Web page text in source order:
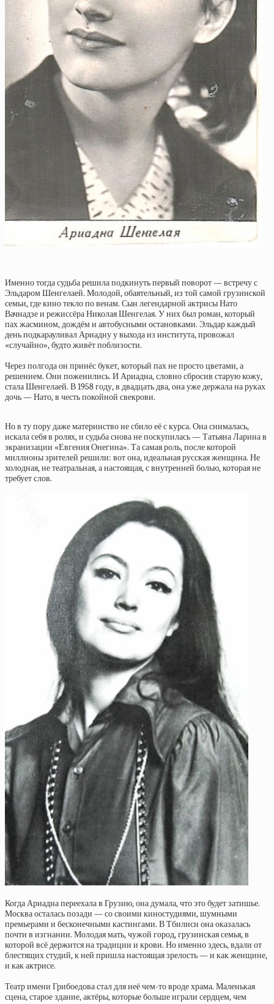
Именно тогда судьба решила подкинуть первый поворот — встречу с
Эльдаром Шенгелаей. Молодой, обаятельный, из той самой грузинской
семьи, где кино текло по венам. Сын легендарной актрисы Нато
Вачнадзе и режиссёра Николая Шенгелая. У них был роман, который
пах жасмином, дождём и автобусными остановками. Эльдар каждый
день подкарауливал Ариадну у выхода из института, провожал
«случайно», будто живёт поблизости.
Через полгода он принёс букет, который пах не просто цветами, а
решением. Они поженились. И Ариадна, словно сбросив старую кожу,
стала Шенгелаей. В 1958 году, в двадцать два, она уже держала на руках
дочь — Нато, в честь покойной свекрови.
Но в ту пору даже материнство не сбило её с курса. Она снималась,
искала себя в ролях, и судьба снова не поскупилась — Татьяна Ларина в
экранизации «Евгения Онегина». Та самая роль, после которой
миллионы зрителей решили: вот она, идеальная русская женщина. Не
холодная, не театральная, а настоящая, с внутренней болью, которая не
требует слов.
Когда Ариадна переехала в Грузию, она думала, что это будет затишье.
Москва осталась позади — со своими киностудиями, шумными
премьерами и бесконечными кастингами. В Тбилиси она оказалась
почти в изгнании. Молодая мать, чужой город, грузинская семья, в
которой всё держится на традиции и крови. Но именно здесь, вдали от
блестящих студий, к ней пришла настоящая зрелость — и как женщине,
и как актрисе.
Театр имени Грибоедова стал для неё чем-то вроде храма. Маленькая
сцена, старое здание, актёры, которые больше играли сердцем, чем